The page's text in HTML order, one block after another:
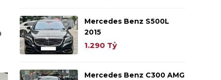
Mercedes Benz S500L
2015
1.290 Tỷ
Mercedes Benz C300 AMG